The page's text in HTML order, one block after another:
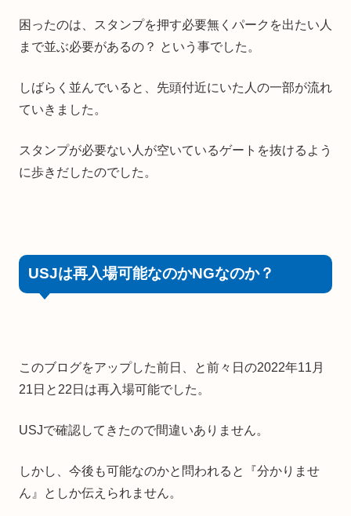
困ったのは、スタンプを押す必要無くパークを出たい人
まで並ぶ必要があるの？ という事でした。
しばらく並んでいると、先頭付近にいた人の一部が流れ
ていきました。
スタンプが必要ない人が空いているゲートを抜けるよう
に歩きだしたのでした。
USJは再入場可能なのかNGなのか？
このブログをアップした前日、と前々日の2022年11月
21日と22日は再入場可能でした。
USJで確認してきたので間違いありません。
しかし、今後も可能なのかと問われると『分かりませ
ん』としか伝えられません。